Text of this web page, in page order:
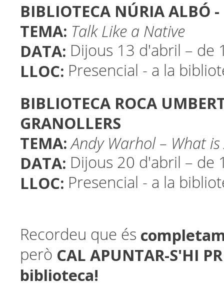
BIBLIOTECA NÚRIA ALBÓ -
TEMA: Talk Like a Native
DATA: Dijous 13 d'abril – de
LLOC: Presencial - a la
BIBLIOTECA ROCA
GRANOLLERS
TEMA:Andy Warhol – What is
DATA: Dijous 20 d'abril – de
LLOC: Presencial - a la
Recordeu que és
però CAL APUNTAR-S'HI
biblioteca!